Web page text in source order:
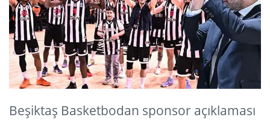
Beşiktaş Basketbodan sponsor açıklaması